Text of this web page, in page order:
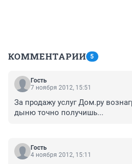
КОММЕНТАРИИ 5
Гость
7 ноября 2012, 15:51
За продажу услуг Дом.ру
дыню точно получишь...
Гость
4 ноября 2012, 15:11